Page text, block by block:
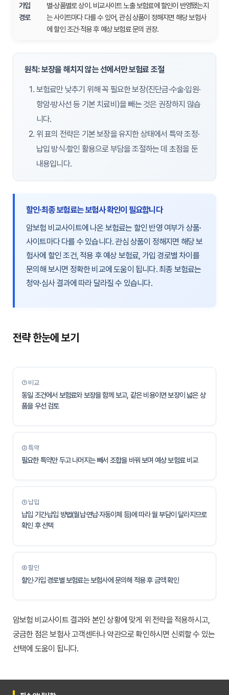
가입
경로
별·상품별로 상이. 비교사이트 노출 보험료에 할인이 반영됐는지
는 사이트마다 다를 수 있어, 관심 상품이 정해지면 해당 보험사
에 할인 조건·적용 후 예상 보험료 문의 권장.
원칙: 보장을 해치지 않는 선에서만 보험료 조절
보험료만 낮추기 위해 꼭 필요한 보장(진단금·수술·입원·
항암·방사선 등 기본 치료비)을 빼는 것은 권장하지 않습
니다.
위 표의 전략은 기본 보장을 유지한 상태에서 특약 조정·
납입 방식·할인 활용으로 부담을 조절하는 데 초점을 둔
내용입니다.
할인·최종 보험료는 보험사 확인이 필요합니다
암보험 비교사이트에 나온 보험료는 할인 반영 여부가 상품·
사이트마다 다를 수 있습니다. 관심 상품이 정해지면 해당 보
험사에 할인 조건, 적용 후 예상 보험료, 가입 경로별 차이를
문의해 보시면 정확한 비교에 도움이 됩니다. 최종 보험료는
청약·심사 결과에 따라 달라질 수 있습니다.
전략 한눈에 보기
① 비교
동일 조건에서 보험료와 보장을 함께 보고, 같은 비용이면 보장이 넓은 상
품을 우선 검토
② 특약
필요한 특약만 두고 나머지는 빼서 조합을 바꿔 보며 예상 보험료 비교
③ 납입
납입 기간·납입 방법(월납·연납·자동이체 등)에 따라 월 부담이 달라지므로
확인 후 선택
④ 할인
할인·가입 경로별 보험료는 보험사에 문의해 적용 후 금액 확인
암보험 비교사이트 결과와 본인 상황에 맞게 위 전략을 적용하시고,
궁금한 점은 보험사 고객센터나 약관으로 확인하시면 신뢰할 수 있는
선택에 도움이 됩니다.